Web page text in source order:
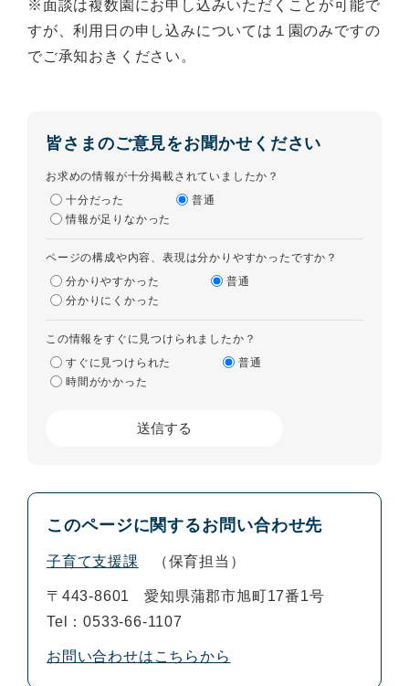
※面談は複数園にお申し込みいただくことが可能で
すが、利用日の申し込みについては１園のみですの
でご承知おきください。
皆さまのご意見をお聞かせください
お求めの情報が十分掲載されていましたか？
十分だった
普通
情報が足りなかった
ページの構成や内容、表現は分かりやすかったですか？
分かりやすかった
普通
分かりにくかった
この情報をすぐに見つけられましたか？
すぐに見つけられた
普通
時間がかかった
このページに関するお問い合わせ先
子育て支援課 保育担当
〒443-8601
愛知県蒲郡市旭町17番1号
Tel：0533-66-1107
お問い合わせはこちらから